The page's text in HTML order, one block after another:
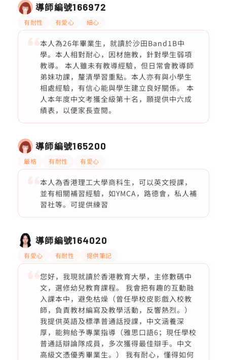
導師編號166972
有耐性 有愛心 細心
本人為26年畢業生，就讀於沙田Band1B中
學。本人相對耐心，因材施教，針對學生弱項
教導。 本人雖未有教導經驗，但日常會教導師
弟妹功課，釐清學習重點。本人亦有與小學生
相處經驗，有信心能與學生建立良好關係。 本
人本年度中文考獲全級第十名，願提供中六成
績表，以便家長查閱。
導師編號165200
嚴格 有耐性 有愛心
本人為香港理工大學商科生，可以英文授課，
並有相關補習經驗，如YMCA，路德會，私人補
習社等。可提供練習
導師編號164020
有愛心 有耐性 提供筆記
您好，我現就讀於香港教育大學，主修數碼中
文，選修幼兒教育課程。 我會把有趣的互動融
入課本中，避免枯燥（曾任學校皮影戲入校教
師，負責教材編寫及教學活動，反響熱烈。）
我提供英語及標準普通話授課，中文涵養深
厚，能夠給予專業指導（雅思口語6；現任學校
普通話辯論隊成員，多次獲得最佳辯手。中文
高級文憑優秀畢業生。） 我有耐心，懂得如何